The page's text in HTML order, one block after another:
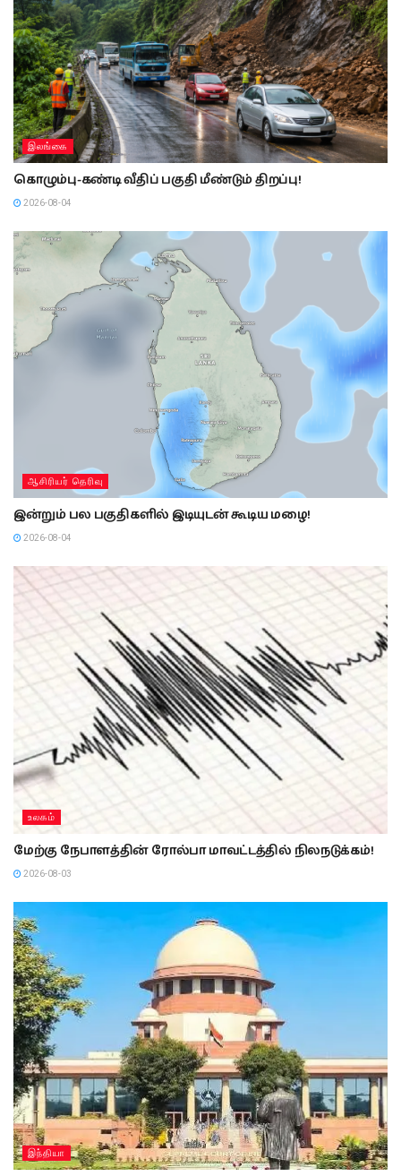
இலங்கை
கொழும்பு-கண்டி வீதிப் பகுதி மீண்டும் திறப்பு!
2026-08-04
ஆசிரியர் தெரிவு
இன்றும் பல பகுதிகளில் இடியுடன் கூடிய மழை!
2026-08-04
உலகம்
மேற்கு நேபாளத்தின் ரோல்பா மாவட்டத்தில் நிலநடுக்கம்!
2026-08-03
இந்தியா